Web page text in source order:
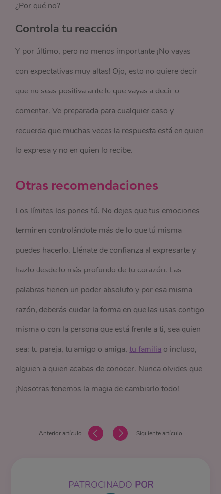
¿Por qué no?
Controla tu reacción
Y por último, pero no menos importante ¡No vayas
con expectativas muy altas! Ojo, esto no quiere decir
que no seas positiva ante lo que vayas a decir o
comentar. Ve preparada para cualquier caso y
recuerda que muchas veces la respuesta está en quien
lo expresa y no en quien lo recibe.
Otras recomendaciones
Los límites los pones tú. No dejes que tus emociones
terminen controlándote más de lo que tú misma
puedes hacerlo. Llénate de confianza al expresarte y
hazlo desde lo más profundo de tu corazón. Las
palabras tienen un poder absoluto y por esa misma
razón, deberás cuidar la forma en que las usas contigo
misma o con la persona que está frente a ti, sea quien
sea: tu pareja, tu amigo o amiga,tu familia o incluso,
alguien a quien acabas de conocer. Nunca olvides que
¡Nosotras tenemos la magia de cambiarlo todo!
Anterior artículo Siguiente artículo
PATROCINADO POR